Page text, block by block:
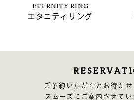
ETERNITY RING
エタニティリング
ご予約いただくとお待たせ
スムーズにご案内させてい